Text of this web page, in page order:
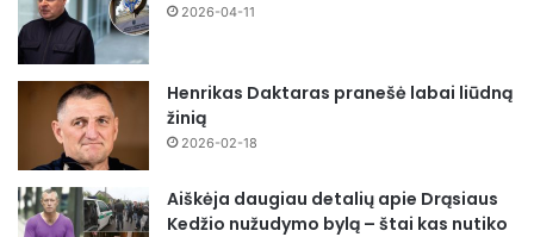
2026-04-11
Henrikas Daktaras pranešė labai liūdną
žinią
2026-02-18
Aiškėja daugiau detalių apie Drąsiaus
Kedžio nužudymo bylą – štai kas nutiko